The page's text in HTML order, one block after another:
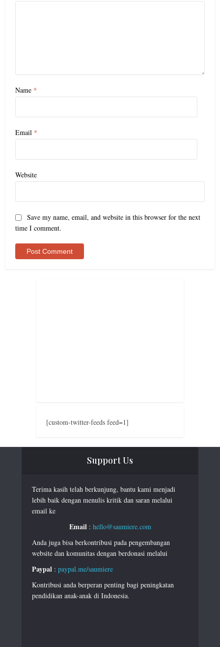
Name *
Email *
Website
Save my name, email, and website in this browser for the next
time I comment.
[custom-twitter-feeds feed=1]
Support Us
Terima kasih telah berkunjung, bantu kami menjadi
lebih baik dengan menulis kritik dan saran melalui
email ke
Email: hello@saumiere.com
Anda juga bisa berkontribusi pada pengembangan
website dan komunitas dengan berdonasi melalui
Paypal : paypal.me/saumiere
Kontribusi anda berperan penting bagi peningkatan
pendidikan anak-anak di Indonesia.